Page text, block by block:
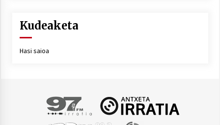
Kudeaketa
Hasi saioa